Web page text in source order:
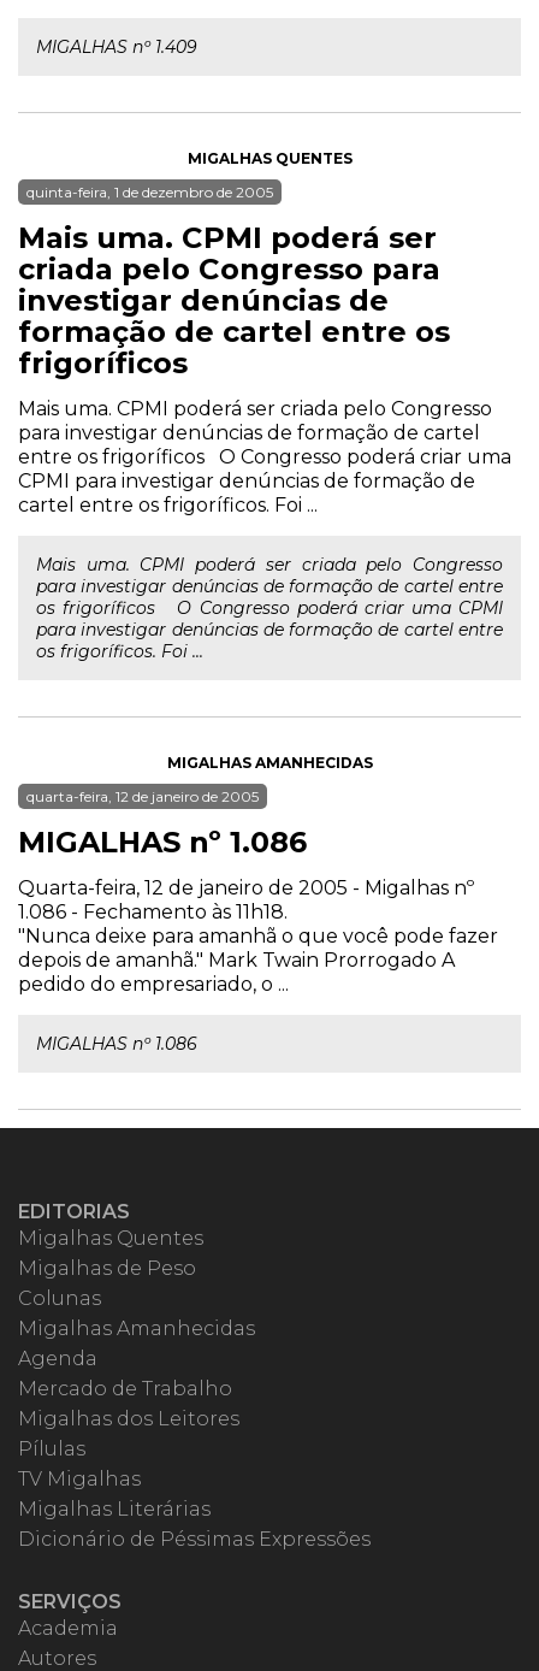
MIGALHAS nº 1.409
MIGALHAS QUENTES
quinta-feira, 1 de dezembro de 2005
Mais uma. CPMI poderá ser
criada pelo Congresso para
investigar denúncias de
formação de cartel entre os
frigoríficos
Mais uma. CPMI poderá ser criada pelo Congresso
para investigar denúncias de formação de cartel
entre os frigoríficos O Congresso poderá criar uma
CPMI para investigar denúncias de formação de
cartel entre os frigoríficos. Foi ...
Mais uma. CPMI poderá ser criada pelo Congresso
para investigar denúncias de formação de cartel entre
os frigoríficos O Congresso poderá criar uma CPMI
para investigar denúncias de formação de cartel entre
os frigoríficos. Foi ...
MIGALHAS AMANHECIDAS
quarta-feira, 12 de janeiro de 2005
MIGALHAS nº 1.086
Quarta-feira, 12 de janeiro de 2005 - Migalhas nº
1.086 - Fechamento às 11h18.
"Nunca deixe para amanhã o que você pode fazer
depois de amanhã." Mark Twain Prorrogado A
pedido do empresariado, o ...
MIGALHAS nº 1.086
EDITORIAS
Migalhas Quentes
Migalhas de Peso
Colunas
Migalhas Amanhecidas
Agenda
Mercado de Trabalho
Migalhas dos Leitores
Pílulas
TV Migalhas
Migalhas Literárias
Dicionário de Péssimas Expressões
SERVIÇOS
Academia
Autores